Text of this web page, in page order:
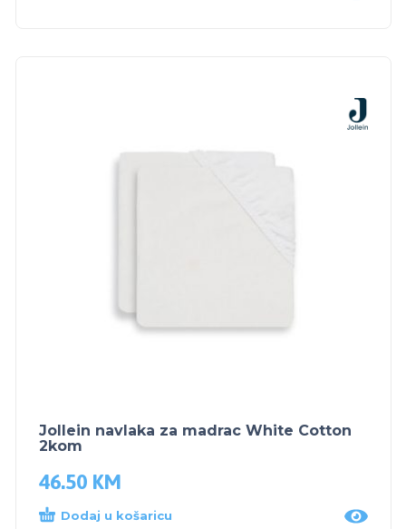
Jollein navlaka za madrac White Cotton
2kom
46.50 KM
Dodaj u košaricu